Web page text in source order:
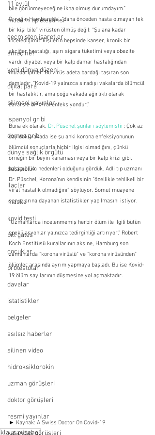
11 eylül
modern tıp eleştirisi
geçmişten işaretler
amaç ne?
yeni dünya düzeni
dijital para
bilimsel yayınlar
ispanyol gribi
domuz gribi
dünya sağlık örgütü
bulaşıcılık
ilaçlar
maske
kovid testi
bill gates
çocuklar
protestolar
davalar
istatistikler
belgeler
asılsız haberler
silinen video
hidroksiklorokin
uzman görüşleri
doktor görüşleri
resmi yayınlar
vatandaş görüşleri
bile görünmeyeceğine ikna olmuş durumdayım.”
Örneğin Hamburg’da, “daha önceden hasta olmayan tek
bir kişi bile” virüsten ölmüş değil: “Şu ana kadar
incelediğimiz kişilerin hepsinde kanser, kronik bir
akciğer hastalığı, aşırı sigara tüketimi veya obezite
vardı; diyabet veya bir kalp damar hastalığından
muzdariptiler. Bu virüs adeta bardağı taşıran son
damladır. “Kovid-19 yalnızca sıradışı vakalarda ölümcül
bir hastalıktır, ama çoğu vakada ağırlıklı olarak
zararsız bir viral enfeksiyondur.”
Buna ek olarak, Dr. Püschel şunları söylemiştir: Çok az
sayıdaki vakada ise şu anki korona enfeksiyonunun
ölümcül sonuçlarla hiçbir ilgisi olmadığını, çünkü
örneğin bir beyin kanaması veya bir kalp krizi gibi,
başka ölüm nedenleri olduğunu gördük. Adli tıp uzmanı
Dr. Püschel, Korona’nın kendisinin “özellikle tehlikeli bir
viral hastalık olmadığını” söylüyor. Somut muayene
sonuçlarına dayanan istatistikler yapılmasını istiyor.
“Uzmanlarca incelenmemiş herbir ölüm ile ilgili bütün
spekülasyonlar yalnızca tedirginliği artırıyor.” Robert
Koch Enstitüsü kurallarının aksine, Hamburg son
zamanlarda “korona virüslü” ve “korona virüsünden”
ölümler arasında ayrım yapmaya başladı. Bu ise Kovid-
19 ölüm sayılarının düşmesine yol açmaktadır.
► Kaynak: A Swiss Doctor On Covid-19
klaus püschel